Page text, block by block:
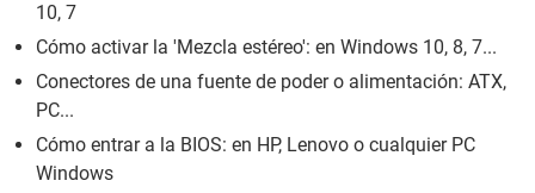
10, 7
Cómo activar la 'Mezcla estéreo': en Windows 10, 8, 7...
Conectores de una fuente de poder o alimentación: ATX,
PC...
Cómo entrar a la BIOS: en HP, Lenovo o cualquier PC
Windows